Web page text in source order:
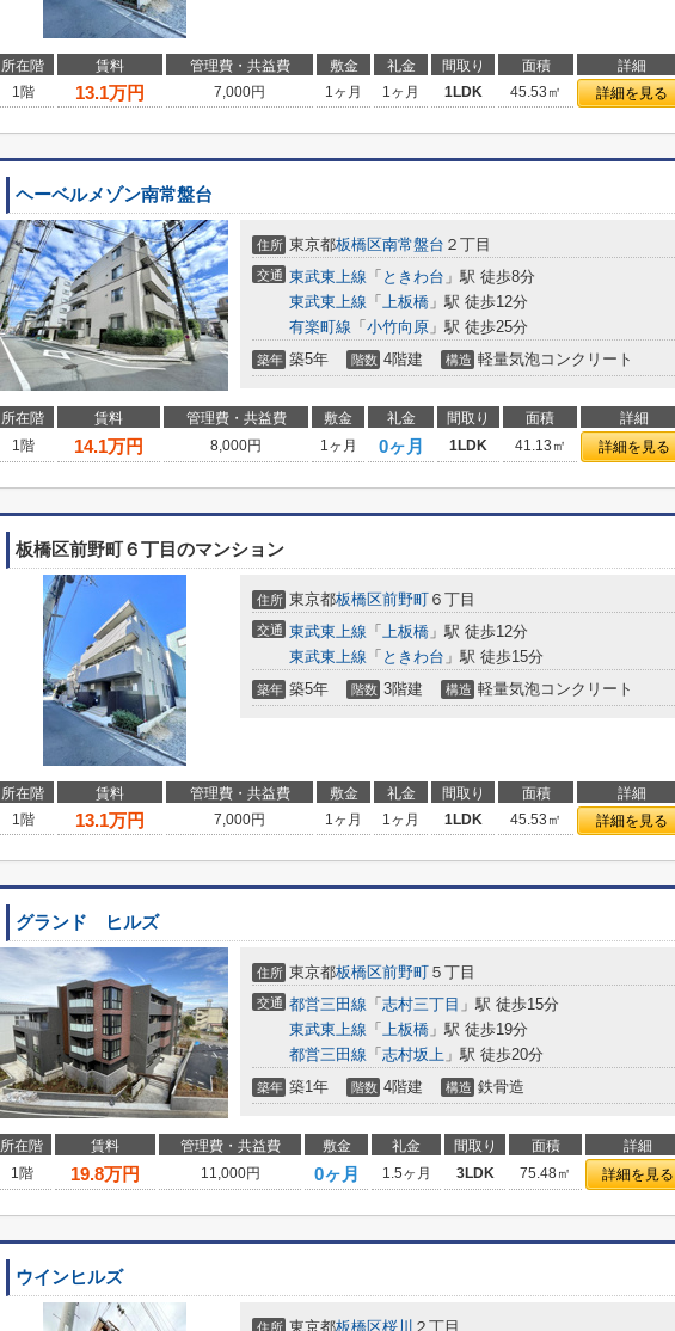
所在階 賃料 管理費・共益費 敷金 礼金 間取り 面積 詳細
1階
13.1万円 7,000円 1ヶ月 1ヶ月 1LDK 45.53㎡ 詳細を見る
ヘーベルメゾン南常盤台
住所 東京都板橋区南常盤台 ２丁目
交通 東武東上線 「 ときわ台 」駅 徒歩8分
東武東上線 「 上板橋 」駅 徒歩12分
有楽町線 「 小竹向原 」駅 徒歩25分
築年 築5年 階数 4階建 構造 軽量気泡コンクリート
所在階 賃料 管理費・共益費 敷金 礼金 間取り 面積 詳細
1階
14.1万円 8,000円 1ヶ月 0ヶ月 1LDK 41.13㎡ 詳細を見る
板橋区前野町６丁目のマンション
住所 東京都板橋区前野町 ６丁目
交通 東武東上線 「 上板橋 」駅 徒歩12分
東武東上線 「 ときわ台 」駅 徒歩15分
築年 築5年 階数 3階建 構造 軽量気泡コンクリート
所在階 賃料 管理費・共益費 敷金 礼金 間取り 面積 詳細
1階
13.1万円 7,000円 1ヶ月 1ヶ月 1LDK 45.53㎡ 詳細を見る
グランド ヒルズ
住所 東京都板橋区前野町 ５丁目
交通 都営三田線 「 志村三丁目 」駅 徒歩15分
東武東上線 「 上板橋 」駅 徒歩19分
都営三田線 「 志村坂上 」駅 徒歩20分
築年 築1年 階数 4階建 構造 鉄骨造
所在階 賃料 管理費・共益費 敷金 礼金 間取り 面積 詳細
1階
19.8万円 11,000円 0ヶ月 1.5ヶ月 3LDK 75.48㎡ 詳細を見る
ウインヒルズ
住所 東京都板橋区桜川 ２丁目